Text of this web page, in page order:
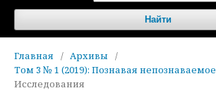
Найти
Главная / Архивы
/
Том 3 № 1 (2019): Познавая непознаваемое
Исследования